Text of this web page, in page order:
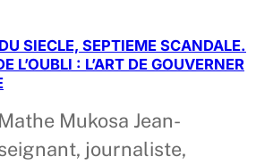
SIECLE, SEPTIEME SCANDALE.
L’OUBLI : L’ART DE GOUVERNER
Mukosa Jean-
journaliste,